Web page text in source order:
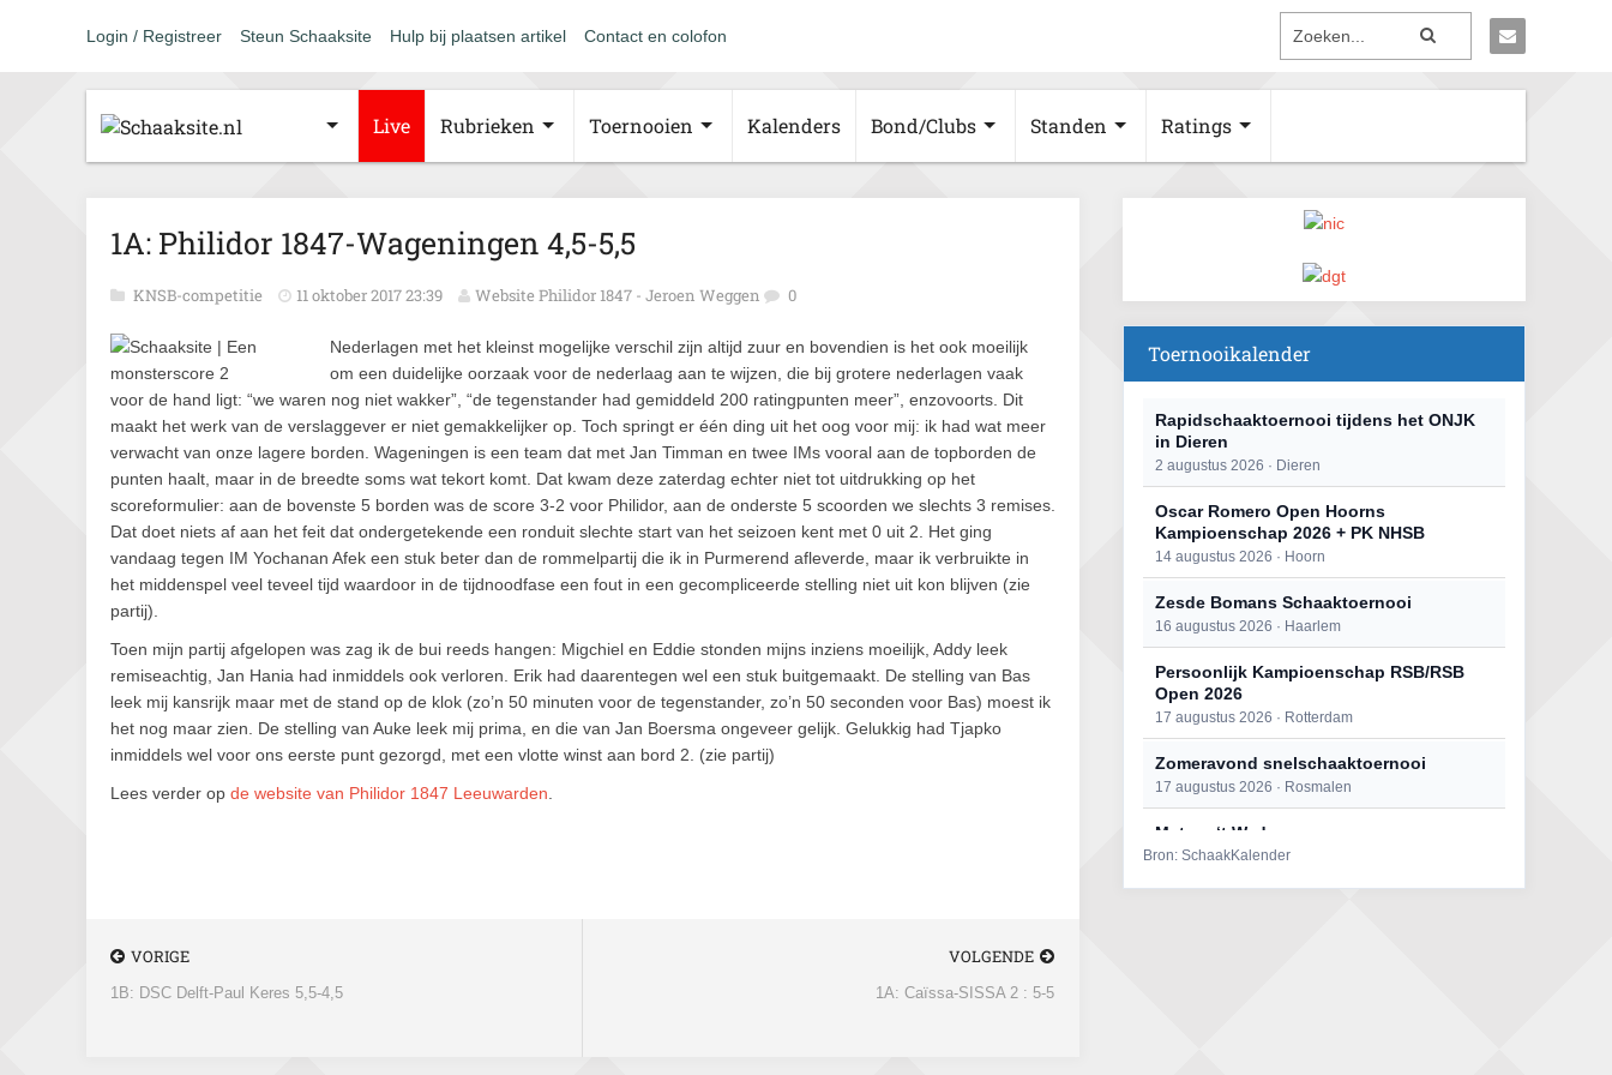
Login / Registreer Steun Schaaksite Hulp bij plaatsen artikel Contact en colofon
Live Rubrieken Toernooien Kalenders Bond/Clubs Standen Ratings
1A: Philidor 1847-Wageningen 4,5-5,5
KNSB-competitie 11 oktober 2017 23:39 Website Philidor 1847 - Jeroen Weggen 0
Nederlagen met het kleinst mogelijke verschil zijn altijd zuur en bovendien is het ook moeilijk
om een duidelijke oorzaak voor de nederlaag aan te wijzen, die bij grotere nederlagen vaak
voor de hand ligt: “we waren nog niet wakker”, “de tegenstander had gemiddeld 200 ratingpunten meer”, enzovoorts. Dit
maakt het werk van de verslaggever er niet gemakkelijker op. Toch springt er één ding uit het oog voor mij: ik had wat meer
verwacht van onze lagere borden. Wageningen is een team dat met Jan Timman en twee IMs vooral aan de topborden de
punten haalt, maar in de breedte soms wat tekort komt. Dat kwam deze zaterdag echter niet tot uitdrukking op het
scoreformulier: aan de bovenste 5 borden was de score 3-2 voor Philidor, aan de onderste 5 scoorden we slechts 3 remises.
Dat doet niets af aan het feit dat ondergetekende een ronduit slechte start van het seizoen kent met 0 uit 2. Het ging
vandaag tegen IM Yochanan Afek een stuk beter dan de rommelpartij die ik in Purmerend afleverde, maar ik verbruikte in
het middenspel veel teveel tijd waardoor in de tijdnoodfase een fout in een gecompliceerde stelling niet uit kon blijven (zie
partij).
Toen mijn partij afgelopen was zag ik de bui reeds hangen: Migchiel en Eddie stonden mijns inziens moeilijk, Addy leek
remiseachtig, Jan Hania had inmiddels ook verloren. Erik had daarentegen wel een stuk buitgemaakt. De stelling van Bas
leek mij kansrijk maar met de stand op de klok (zo’n 50 minuten voor de tegenstander, zo’n 50 seconden voor Bas) moest ik
het nog maar zien. De stelling van Auke leek mij prima, en die van Jan Boersma ongeveer gelijk. Gelukkig had Tjapko
inmiddels wel voor ons eerste punt gezorgd, met een vlotte winst aan bord 2. (zie partij)
Lees verder op de website van Philidor 1847 Leeuwarden
VORIGE
1B: DSC Delft-Paul Keres 5,5-4,5
VOLGENDE
1A: Caïssa-SISSA 2 : 5-5
Toernooikalender
Rapidschaaktoernooi tijdens het ONJK
in Dieren
2 augustus 2026 · Dieren
Oscar Romero Open Hoorns
Kampioenschap 2026 + PK NHSB
14 augustus 2026 · Hoorn
Zesde Bomans Schaaktoernooi
16 augustus 2026 · Haarlem
Persoonlijk Kampioenschap RSB/RSB
Open 2026
17 augustus 2026 · Rotterdam
Zomeravond snelschaaktoernooi
17 augustus 2026 · Rosmalen
Mat op ‘t Wad
22 augustus 2026 · Den Burg, Texel
Bron: SchaakKalender